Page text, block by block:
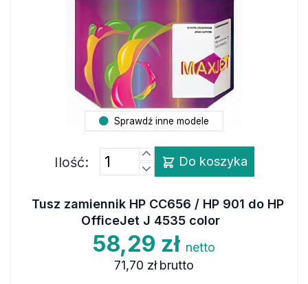
Sprawdź inne modele
Ilość: Do koszyka
Tusz zamiennik HP CC656 / HP 901 do HP
OfficeJet J 4535 color
58,29 zł netto
71,70 zł brutto